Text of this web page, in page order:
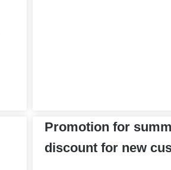
Promotion for
discount for new